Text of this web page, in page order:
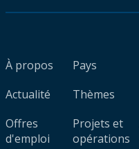
À propos
Actualité
Offres
d'emploi
Pays
Thèmes
Projets et
opérations